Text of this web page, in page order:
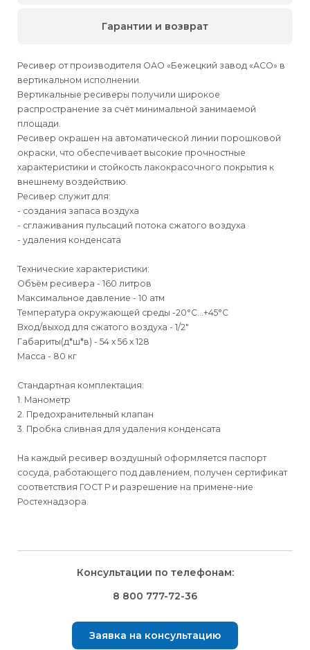
Ресивер от производителя ОАО «Бежецкий завод «АСО» в
вертикальном исполнении.
Вертикальные ресиверы получили широкое
распространение за счёт минимальной занимаемой
площади.
Ресивер окрашен на автоматической линии порошковой
окраски, что обеспечивает высокие прочностные
характеристики и стойкость лакокрасочного покрытия к
внешнему воздействию.
Ресивер служит для:
- создания запаса воздуха
- сглаживания пульсаций потока сжатого воздуха
- удаления конденсата
Технические характеристики:
Объём ресивера - 160 литров
Максимальное давление - 10 атм
Температура окружающей среды -20°С…+45°С
Вход/выход для сжатого воздуха - 1/2"
Габариты(д*ш*в) - 54 х 56 х 128
Масса - 80 кг
Стандартная комплектация:
1. Манометр
2. Предохранительный клапан
3. Пробка сливная для удаления конденсата
На каждый ресивер воздушный оформляется паспорт
сосуда, работающего под давлением, получен сертификат
соответствия ГОСТ Р и разрешение на примене-ние
Ростехнадзора.
лиц
Способ оплаты
Выбрать вид оплаты Вы сможете в Корзине при
оформлении заказа.
лиц
Способыдоставки
Доставка осуществляется транспортными компаниями и
оплачивается покупателем при получении заказа.
Транспортную компанию Вы сможете выбрать в Корзине
при оформлении заказа.
Гарантии и возврат
лиц
Правила возврата товара, приобретённого
Внешний вид, комплектность товара и комплектность всего
лиц
Консультации по телефонам:
8 800 777-72-36
Заявка на консультацию